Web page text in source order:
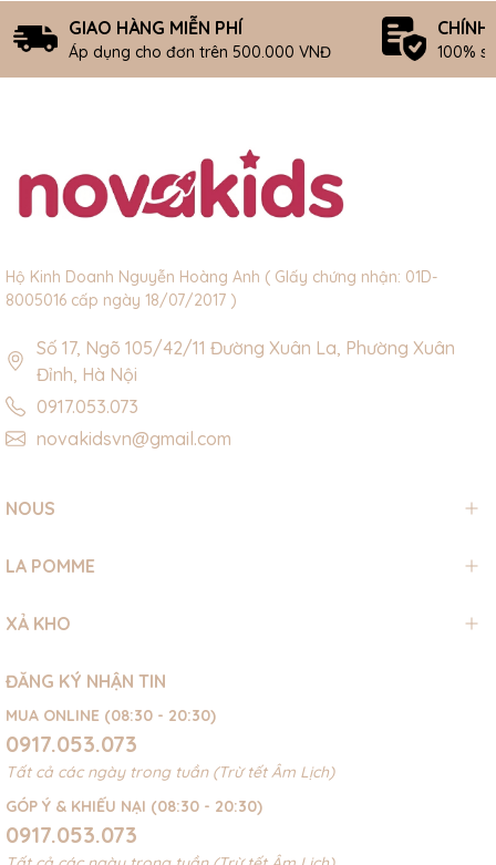
GIAO HÀNG MIỄN PHÍ
Áp dụng cho đơn trên 500.000 VNĐ
CHÍNH
100%
Hộ Kinh Doanh Nguyễn Hoàng Anh ( GIấy chứng nhận: 01D-
8005016 cấp ngày 18/07/2017 )
Số 17, Ngõ 105/42/11 Đường Xuân La, Phường Xuân
Đỉnh, Hà Nội
0917.053.073
novakidsvn@gmail.com
NOUS
LA POMME
XẢ KHO
ĐĂNG KÝ NHẬN TIN
MUA ONLINE (08:30 - 20:30)
0917.053.073
Tất cả các ngày trong tuần (Trừ tết Âm Lịch)
GÓP Ý & KHIẾU NẠI (08:30 - 20:30)
0917.053.073